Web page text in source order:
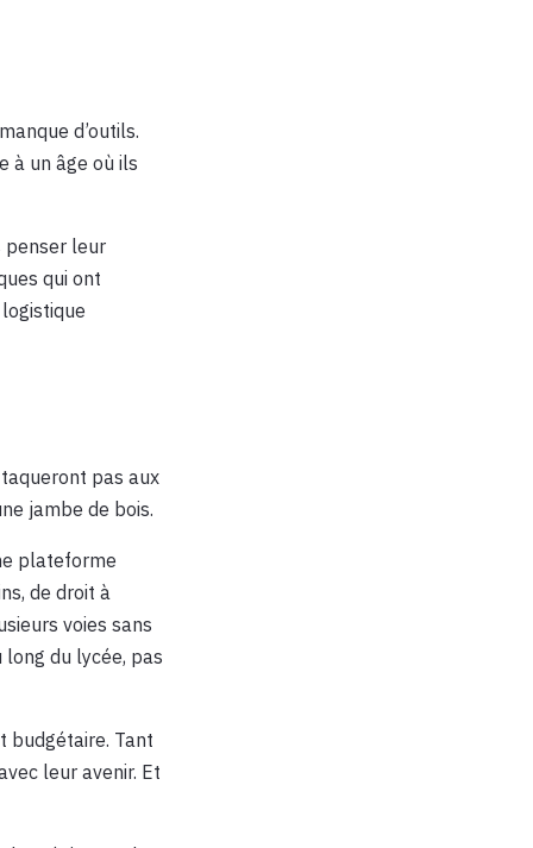
d’outils.
à un âge où ils
penser leur
qui ont
pas aux
jambe de bois.
plateforme
de droit à
voies sans
du lycée, pas
budgétaire. Tant
leur avenir. Et